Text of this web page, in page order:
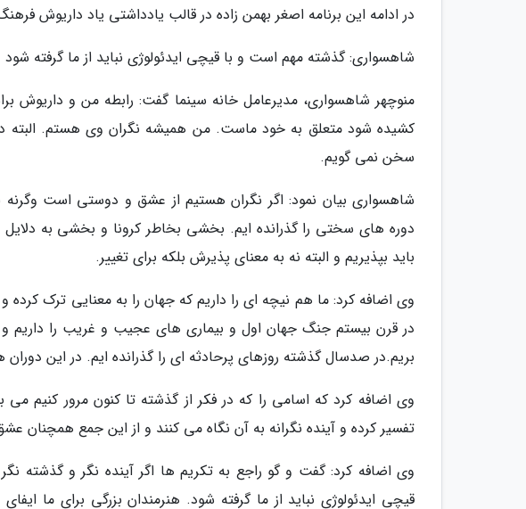
در ادامه این برنامه اصغر بهمن زاده در قالب یادداشتی یاد داریوش
شاهسواری: گذشته مهم است و با قیچی ایدئولوژی نباید از ما گرفته شود
منوچهر شاهسواری، مدیرعامل خانه سینما گفت: رابطه من و
کشیده شود متعلق به خود ماست. من همیشه نگران وی هستم. البته
سخن نمی گویم.
شاهسواری بیان نمود: اگر نگران هستیم از عشق و دوستی است
دوره های سختی را گذرانده ایم. بخشی بخاطر کرونا و بخشی به
باید بپذیریم و البته نه به معنای پذیرش بلکه برای تغییر.
وی اضافه کرد: ما هم نیچه ای را داریم که جهان را به معنایی ترک
در قرن بیستم جنگ جهان اول و بیماری های عجیب و غریب را داریم
بریم.در صدسال گذشته روزهای پرحادثه ای را گذرانده ایم. در این
وی اضافه کرد که اسامی را که در فکر از گذشته تا کنون مرور کنیم می
تفسیر کرده و آینده نگرانه به آن نگاه می کنند و از این جمع همچنان
وی اضافه کرد: گفت و گو راجع به تکریم ها اگر آینده نگر و گذشته
قیچی ایدئولوژی نباید از ما گرفته شود. هنرمندان بزرگی برای ما